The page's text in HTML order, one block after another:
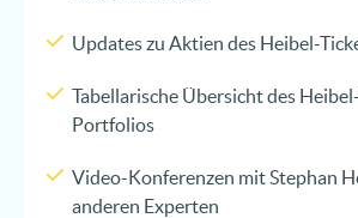
Updates zu Aktien des Heibel-
Tabellarische Übersicht des
Portfolios
Video-Konferenzen mit Stephan
anderen Experten